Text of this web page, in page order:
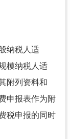
纳税人适
模纳税人适
附列资料和
申报表作为附
税申报的同时